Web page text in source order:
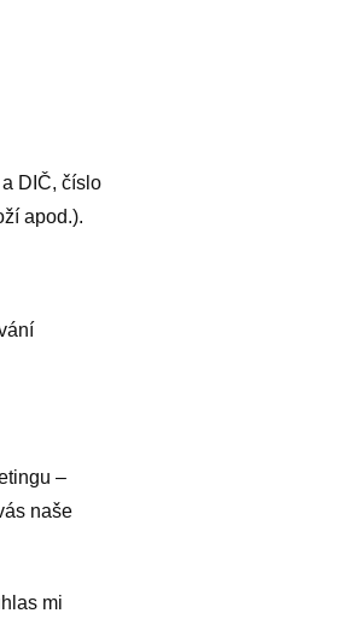
DIČ, číslo
apod.).
–
naše
mi